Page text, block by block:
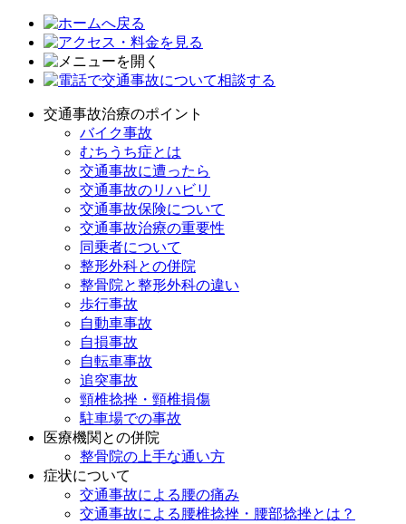
交通事故治療のポイント
バイク事故
むちうち症とは
交通事故に遭ったら
交通事故のリハビリ
交通事故保険について
交通事故治療の重要性
同乗者について
整形外科との併院
整骨院と整形外科の違い
歩行事故
自動車事故
自損事故
自転車事故
追突事故
頸椎捻挫・頸椎損傷
駐車場での事故
医療機関との併院
整骨院の上手な通い方
症状について
交通事故による腰の痛み
交通事故による腰椎捻挫・腰部捻挫とは？